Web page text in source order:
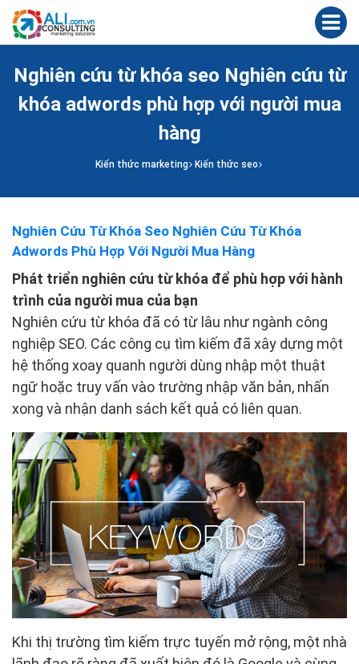
Nghiên cứu từ khóa seo Nghiên cứu từ
khóa adwords phù hợp với người mua
hàng
Kiến thức marketing Kiến thức seo
Nghiên Cứu Từ Khóa Seo Nghiên Cứu Từ Khóa
Adwords Phù Hợp Với Người Mua Hàng
Phát triển nghiên cứu từ khóa để phù hợp với hành
trình của người mua của bạn
Nghiên cứu từ khóa đã có từ lâu như ngành công
nghiệp SEO. Các công cụ tìm kiếm đã xây dựng một
hệ thống xoay quanh người dùng nhập một thuật
ngữ hoặc truy vấn vào trường nhập văn bản, nhấn
xong và nhận danh sách kết quả có liên quan.
Khi thị trường tìm kiếm trực tuyến mở rộng, một nhà